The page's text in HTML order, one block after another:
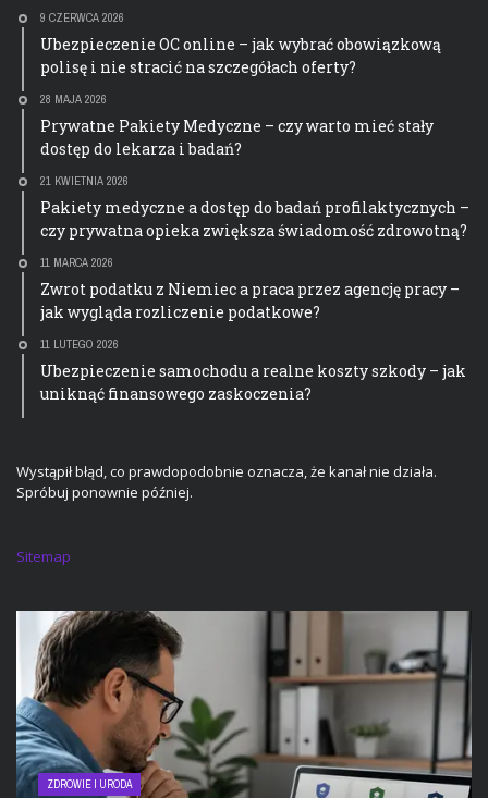
9 CZERWCA 2026
Ubezpieczenie OC online – jak wybrać obowiązkową
polisę i nie stracić na szczegółach oferty?
28 MAJA 2026
Prywatne Pakiety Medyczne – czy warto mieć stały
dostęp do lekarza i badań?
21 KWIETNIA 2026
Pakiety medyczne a dostęp do badań profilaktycznych –
czy prywatna opieka zwiększa świadomość zdrowotną?
11 MARCA 2026
Zwrot podatku z Niemiec a praca przez agencję pracy –
jak wygląda rozliczenie podatkowe?
11 LUTEGO 2026
Ubezpieczenie samochodu a realne koszty szkody – jak
uniknąć finansowego zaskoczenia?
Wystąpił błąd, co prawdopodobnie oznacza, że kanał nie działa.
Spróbuj ponownie później.
Sitemap
ZDROWIE I URODA